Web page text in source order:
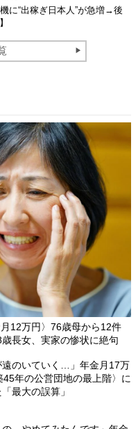
に“出稼ぎ日本人”が急増→後
12万円〉76歳母から12件
長女、実家の惨状に絶句
遠のいていく…」年金月17万
年の公営団地の最上階〉に
最大の誤算」